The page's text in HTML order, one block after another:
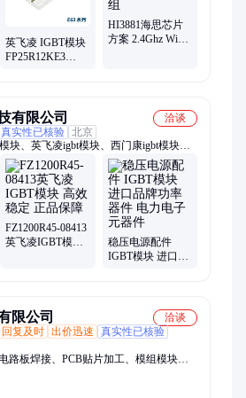
英飞凌 IGBT模块
FP25R12KE3
HI3881海思芯片
方案 2.4Ghz WiFi
有限公司
洽谈
真实性已核验 北京
块、英飞凌igbt模块、西门康igbt模块、
变频器配件
FZ1200R45-08413
英飞凌IGBT模块
稳压电源配件
IGBT模块 进口品
限公司
洽谈
回复及时 出价迅速
真实性已核验
路板焊接、PCB贴片加工、模组模块
DIP插件加工、线路板贴片、SMT电路
制、PCB线路板焊接、SMT快速打样